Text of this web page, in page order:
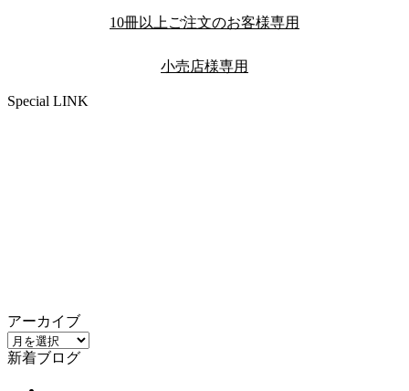
10冊以上ご注文のお客様専用
小売店様専用
Special LINK
アーカイブ
ア
ー
新着ブログ